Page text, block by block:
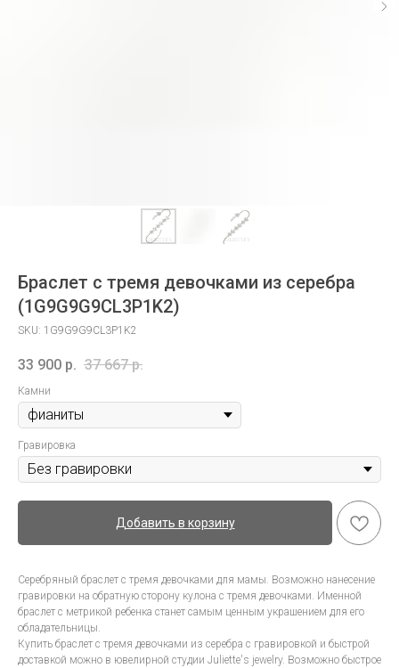
Браслет с тремя девочками из серебра
(1G9G9G9CL3P1K2)
SKU: 1G9G9G9CL3P1K2
33 900 р. 37 667 р.
Камни
Гравировка
Добавить в корзину
Серебряный браслет с тремя девочками для мамы. Возможно нанесение
гравировки на обратную сторону кулона с тремя девочками. Именной
браслет с метрикой ребенка станет самым ценным украшением для его
обладательницы.
Купить браслет с тремя девочками из серебра с гравировкой и быстрой
доставкой можно в ювелирной студии Juliette's jewelry. Возможно быстрое